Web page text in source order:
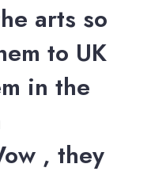
arts so
to UK
in the
, they